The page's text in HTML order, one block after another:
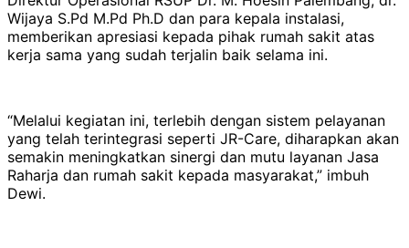
Wijaya S.Pd M.Pd Ph.D dan para kepala instalasi,
memberikan apresiasi kepada pihak rumah sakit atas
kerja sama yang sudah terjalin baik selama ini.
“Melalui kegiatan ini, terlebih dengan sistem pelayanan
yang telah terintegrasi seperti JR-Care, diharapkan akan
semakin meningkatkan sinergi dan mutu layanan Jasa
Raharja dan rumah sakit kepada masyarakat,” imbuh
Dewi.